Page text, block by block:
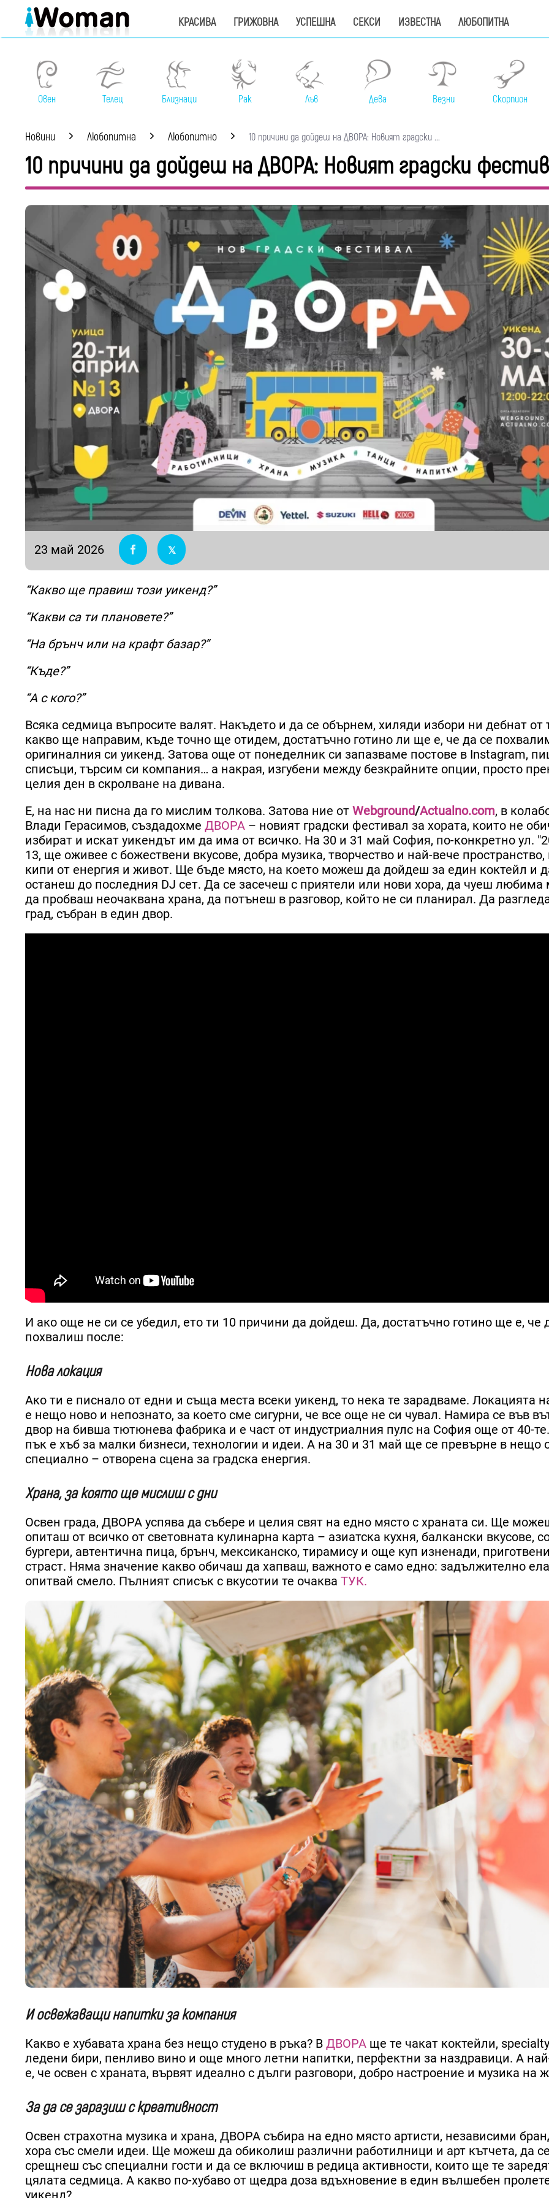
КРАСИВА ГРИЖОВНА УСПЕШНА СЕКСИ ИЗВЕСТНА ЛЮБОПИТНА
Овен Телец Близнаци Рак Лъв Дева Везни Скорпион
Новини Любопитна Любопитно 10 причини да дойдеш на ДВОРА: Новият градски ...
10 причини да дойдеш на ДВОРА: Новият градски
23 май 2026
“Какво ще правиш този уикенд?”
“Какви са ти плановете?”
“На брънч или на крафт базар?”
“Къде?”
“А с кого?”
Всяка седмица въпросите валят. Накъдето и да се обърнем, хиляди избори ни дебнат от
какво ще направим, къде точно ще отидем, достатъчно готино ли ще е, че да се
оригиналния си уикенд. Затова още от понеделник си запазваме постове в Instagram,
списъци, търсим си компания… а накрая, изгубени между безкрайните опции, просто
целия ден в скролване на дивана.
Е, на нас ни писна да го мислим толкова. Затова ние от Webground/Actualno.com, в
Влади Герасимов, създадохме ДВОРА – новият градски фестивал за хората, които не
избират и искат уикендът им да има от всичко. На 30 и 31 май София, по-конкретно ул.
13, ще оживее с божествени вкусове, добра музика, творчество и най-вече пространство,
кипи от енергия и живот. Ще бъде място, на което можеш да дойдеш за един коктейл и
останеш до последния DJ сет. Да се засечеш с приятели или нови хора, да чуеш любима
да пробваш неочаквана храна, да потънеш в разговор, който не си планирал. Да
град, събран в един двор.
И ако още не си се убедил, ето ти 10 причини да дойдеш. Да, достатъчно готино ще е, че
похвалиш после:
Нова локация
Ако ти е писнало от едни и съща места всеки уикенд, то нека те зарадваме. Локацията
е нещо ново и непознато, за което сме сигурни, че все още не си чувал. Намира се във
двор на бивша тютюнева фабрика и е част от индустриалния пулс на София още от 40-
пък е хъб за малки бизнеси, технологии и идеи. А на 30 и 31 май ще се превърне в нещо
специално – отворена сцена за градска енергия.
Храна, за която ще мислиш с дни
Освен града, ДВОРА успява да събере и целия свят на едно място с храната си. Ще
опиташ от всичко от световната кулинарна карта – азиатска кухня, балкански вкусове,
бургери, автентична пица, брънч, мексиканско, тирамису и още куп изненади,
страст. Няма значение какво обичаш да хапваш, важното е само едно: задължително
опитвай смело. Пълният списък с вкусотии те очаква ТУК.
И освежаващи напитки за компания
Какво е хубавата храна без нещо студено в ръка? В ДВОРА ще те чакат коктейли,
ледени бири, пенливо вино и още много летни напитки, перфектни за наздравици. А
е, че освен с храната, вървят идеално с дълги разговори, добро настроение и музика на
За да се заразиш с креативност
Освен страхотна музика и храна, ДВОРА събира на едно място артисти, независими
хора със смели идеи. Ще можеш да обиколиш различни работилници и арт кътчета, да се
срещнеш със специални гости и да се включиш в редица активности, които ще те
цялата седмица. А какво по-хубаво от щедра доза вдъхновение в един вълшебен
уикенд?